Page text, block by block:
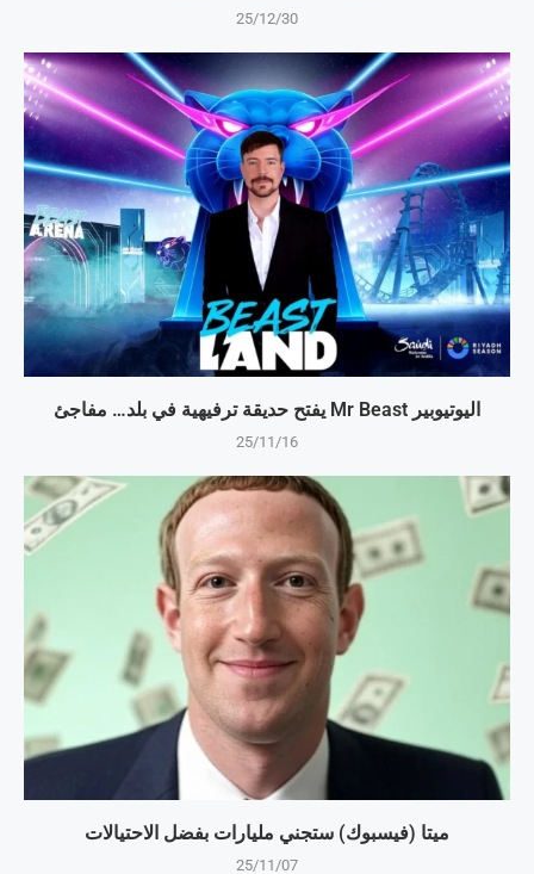
25/12/30
اليوتيوبير Mr Beast يفتح حديقة ترفيهية في بلد… مفاجئ
25/11/16
ميتا (فيسبوك) ستجني مليارات بفضل الاحتيالات
25/11/07